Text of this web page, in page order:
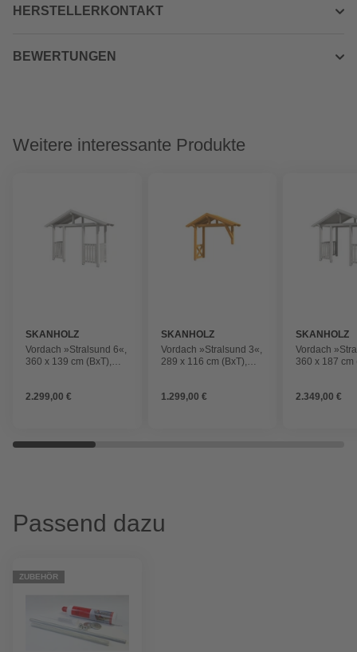
HERSTELLERKONTAKT
BEWERTUNGEN
Weitere interessante Produkte
SKANHOLZ
Vordach »Stralsund 6«,
360 x 139 cm (BxT),
2.299,00 €
SKANHOLZ
Vordach »Stralsund 3«,
289 x 116 cm (BxT),
1.299,00 €
SKANHOLZ
Vordach
360 x 187 cm
2.349,00 €
Passend dazu
ZUBEHÖR